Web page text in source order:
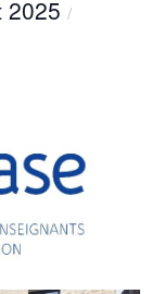
2025/